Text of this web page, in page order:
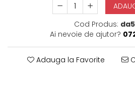
Cod Produs:
Ai nevoie de ajutor?
Adauga la Favorite